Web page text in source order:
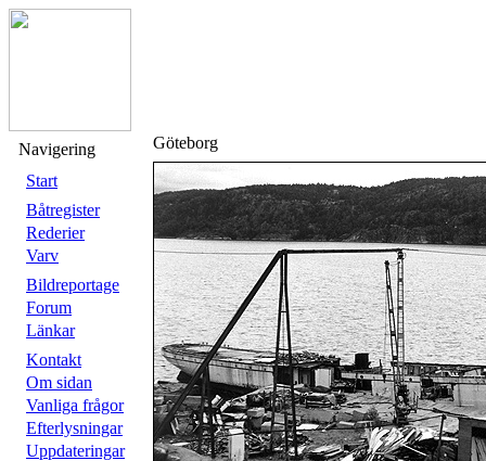
Navigering
Start
Båtregister
Rederier
Varv
Bildreportage
Forum
Länkar
Kontakt
Om sidan
Vanliga frågor
Efterlysningar
Uppdateringar
Göteborg